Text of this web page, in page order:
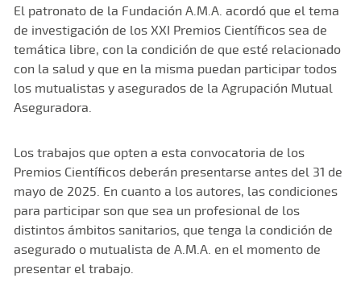
El patronato de la Fundación A.M.A. acordó que el tema
de investigación de los XXI Premios Científicos sea de
temática libre, con la condición de que esté relacionado
con la salud y que en la misma puedan participar todos
los mutualistas y asegurados de la Agrupación Mutual
Aseguradora.
Los trabajos que opten a esta convocatoria de los
Premios Científicos deberán presentarse antes del 31 de
mayo de 2025. En cuanto a los autores, las condiciones
para participar son que sea un profesional de los
distintos ámbitos sanitarios, que tenga la condición de
asegurado o mutualista de A.M.A. en el momento de
presentar el trabajo.